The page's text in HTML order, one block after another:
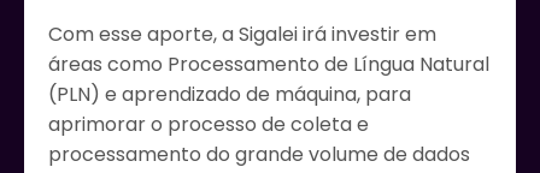
Com esse aporte, a Sigalei irá investir em
áreas como Processamento de Língua Natural
(PLN) e aprendizado de máquina, para
aprimorar o processo de coleta e
processamento do grande volume de dados